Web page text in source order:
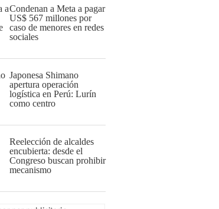
Condenan a Meta a pagar
US$ 567 millones por
caso de menores en redes
sociales
Japonesa Shimano
apertura operación
logística en Perú: Lurín
como centro
Reelección de alcaldes
encubierta: desde el
Congreso buscan prohibir
mecanismo